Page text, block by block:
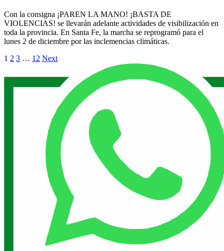
Con la consigna ¡PAREN LA MANO! ¡BASTA DE
VIOLENCIAS! se llevarán adelante actividades de visibilización en
toda la provincia. En Santa Fe, la marcha se reprogramó para el
lunes 2 de diciembre por las inclemencias climáticas.
1 2 3 … 12 Next